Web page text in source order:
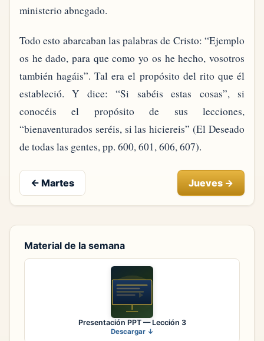
ministerio abnegado.
Todo esto abarcaban las palabras de Cristo: “Ejemplo
os he dado, para que como yo os he hecho, vosotros
también hagáis”. Tal era el propósito del rito que él
estableció. Y dice: “Si sabéis estas cosas”, si
conocéis el propósito de sus lecciones,
“bienaventurados seréis, si las hiciereis” (El Deseado
de todas las gentes, pp. 600, 601, 606, 607).
← Martes Jueves →
Material de la semana
Presentación PPT — Lección 3
Descargar ↓